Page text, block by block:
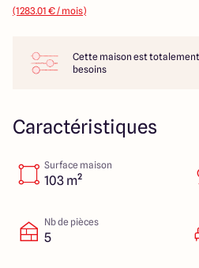
Maisons ARLOGIS Alsace
Sélestat
Strasbourg
(1283.01 € / mois)
Cette maison est
besoins
Caractéristiques
Surface maison
103 m²
Nb de pièces
5